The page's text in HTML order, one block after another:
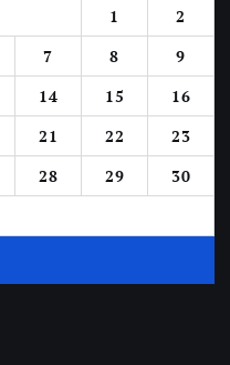
1
2
7 8
9
14 15
16
21 22
23
28 29
30